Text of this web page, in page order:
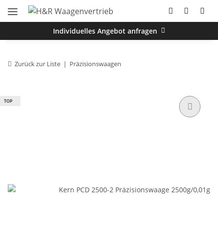
Individuelles Angebot anfragen
Zurück zur Liste Präzisionswaagen
TOP